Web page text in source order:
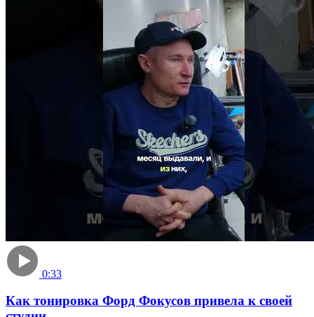
0:33
Как тонировка Форд Фокусов привела к своей